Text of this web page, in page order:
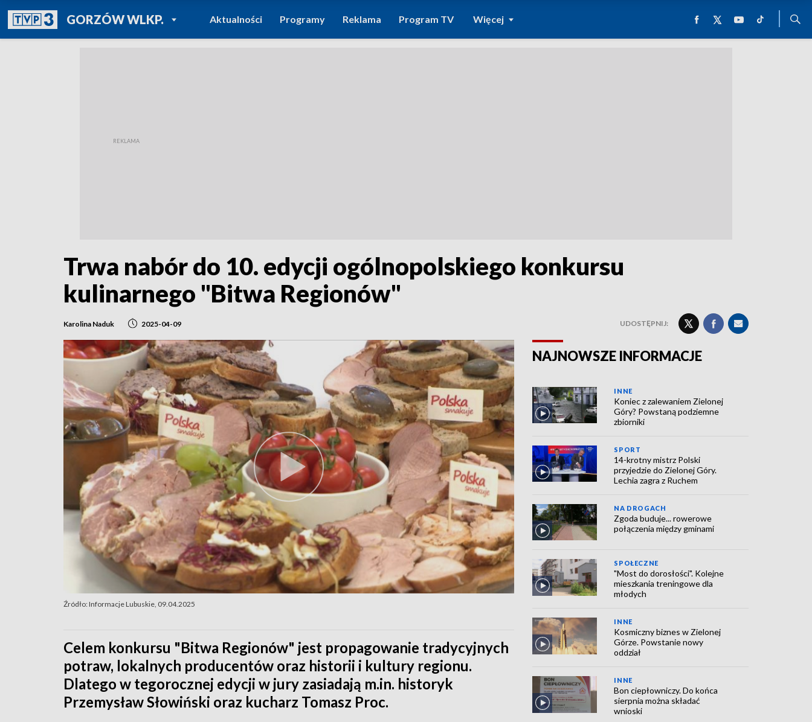
GORZÓW WLKP.POWRÓT DO
TVP REGIONY
Aktualności Programy Reklama Program TV Więcej
Trwa nabór do 10. edycji ogólnopolskiego konkursu
kulinarnego "Bitwa Regionów"
Karolina Naduk 2025-04-09 UDOSTĘPNIJ:
Źródło: Informacje Lubuskie, 09.04.2025
Celem konkursu "Bitwa Regionów" jest propagowanie tradycyjnych
potraw, lokalnych producentów oraz historii i kultury regionu.
Dlatego w tegorocznej edycji w jury zasiadają m.in. historyk
Przemysław Słowiński oraz kucharz Tomasz Proc.
NAJNOWSZE INFORMACJE
INNE
Koniec z zalewaniem Zielonej
Góry? Powstaną podziemne
zbiorniki
SPORT
14-krotny mistrz Polski
przyjedzie do Zielonej Góry.
Lechia zagra z Ruchem
NA DROGACH
Zgoda buduje... rowerowe
połączenia między gminami
SPOŁECZNE
"Most do dorosłości". Kolejne
mieszkania treningowe dla
młodych
INNE
Kosmiczny biznes w Zielonej
Górze. Powstanie nowy
oddział
INNE
Bon ciepłowniczy. Do końca
sierpnia można składać
wnioski